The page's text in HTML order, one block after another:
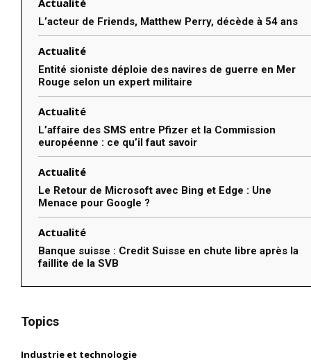
L’acteur de Friends, Matthew Perry, décède à 54 ans
Actualité
Entité sioniste déploie des navires de guerre en Mer
Rouge selon un expert militaire
Actualité
L’affaire des SMS entre Pfizer et la Commission
européenne : ce qu’il faut savoir
Actualité
Le Retour de Microsoft avec Bing et Edge : Une
Menace pour Google ?
Actualité
Banque suisse : Credit Suisse en chute libre après la
faillite de la SVB
Topics
Industrie et technologie